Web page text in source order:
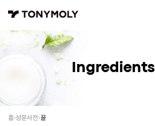
Ingredients
홈 성분사전 꿀